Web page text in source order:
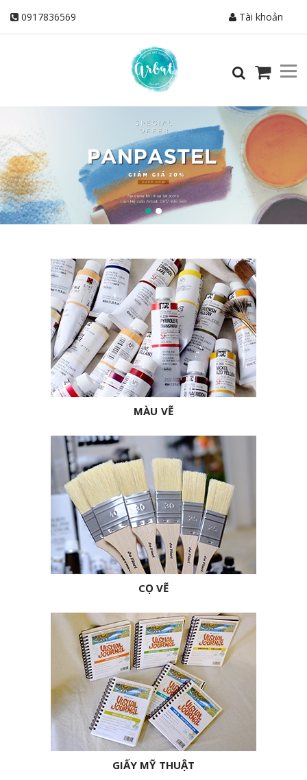
0917836569 Tài khoản
MÀU VẼ
CỌ VẼ
GIẤY MỸ THUẬT